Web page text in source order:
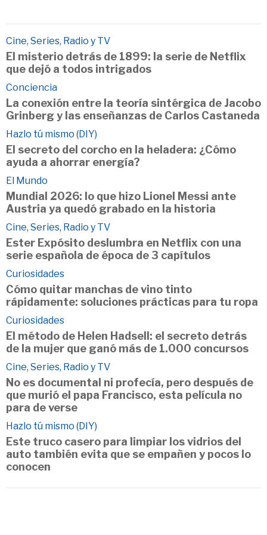
Cine, Series, Radio y TV
El misterio detrás de 1899: la serie de Netflix
que dejó a todos intrigados
Conciencia
La conexión entre la teoría sintérgica de Jacobo
Grinberg y las enseñanzas de Carlos Castaneda
Hazlo tú mismo (DIY)
El secreto del corcho en la heladera: ¿Cómo
ayuda a ahorrar energía?
El Mundo
Mundial 2026: lo que hizo Lionel Messi ante
Austria ya quedó grabado en la historia
Cine, Series, Radio y TV
Ester Expósito deslumbra en Netflix con una
serie española de época de 3 capítulos
Curiosidades
Cómo quitar manchas de vino tinto
rápidamente: soluciones prácticas para tu ropa
Curiosidades
El método de Helen Hadsell: el secreto detrás
de la mujer que ganó más de 1.000 concursos
Cine, Series, Radio y TV
No es documental ni profecía, pero después de
que murió el papa Francisco, esta película no
para de verse
Hazlo tú mismo (DIY)
Este truco casero para limpiar los vidrios del
auto también evita que se empañen y pocos lo
conocen